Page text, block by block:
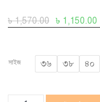
৳1,570.00 ৳ 1,150.00
সাইজ ৩৬ ৩৮ ৪০